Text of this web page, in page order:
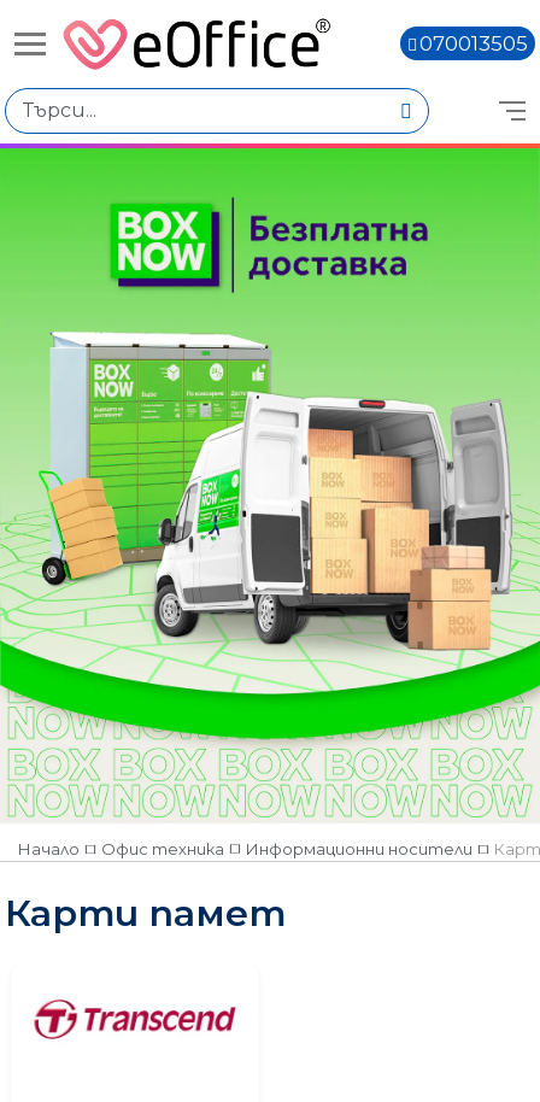
070013505
Избери по
Подкатегории
ADATA
SAMSUNG
Transcend
Verbatim
€0.00 - €10.00
€10.01 - €20.00
€20.02 - €30.01
€30.03 - €40.02
€60.06 - €70.05
Количество
Наличен
Няма наличност
Категория
ADATA
Apacer
Transcend
Слушалки
Начало Офис техника Информационни носители
Карти памет